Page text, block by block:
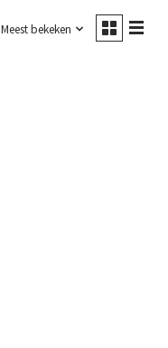
Meest bekeken